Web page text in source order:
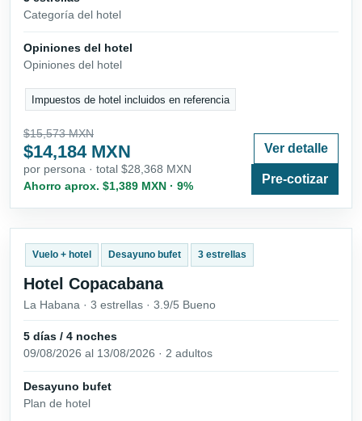
Categoría del hotel
Opiniones del hotel
Opiniones del hotel
Impuestos de hotel incluidos en referencia
$15,573 MXN
$14,184 MXN
por persona · total $28,368 MXN
Ahorro aprox. $1,389 MXN · 9%
Ver detalle
Pre-cotizar
Vuelo + hotel Desayuno bufet 3 estrellas
Hotel Copacabana
La Habana · 3 estrellas · 3.9/5 Bueno
5 días / 4 noches
09/08/2026 al 13/08/2026 · 2 adultos
Desayuno bufet
Plan de hotel